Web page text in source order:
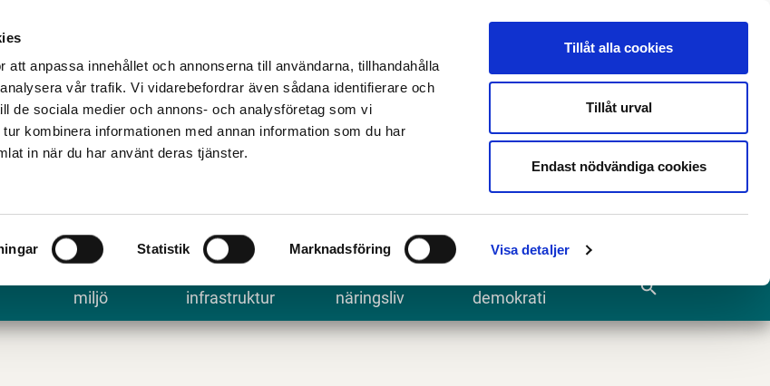
att anpassa innehållet och annonserna till användarna, tillhandahålla
vår trafik. Vi vidarebefordrar även sådana identifierare och
de sociala medier och annons- och analysföretag som vi
kombinera informationen med annan information som du har
in när du har använt deras tjänster.
Statistik Marknadsföring Visa detaljer
Tillåt alla cookies
Tillåt urval
Endast nödvändiga cookies
E-tjänster och blanketter Translate
Sök
miljö
infrastruktur
näringsliv
demokrati
search